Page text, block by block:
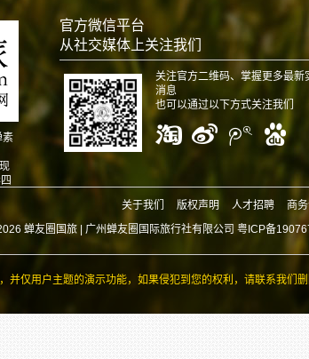
素
官方微信平台
从社交媒体上关注我们
关注官方二维码、掌握更多最新
消息
也可以通过以下方式关注我们
关于我们 版权声明 人才招聘
商
蝉友圈国旅 | 广州蝉友圈国际旅行社有限公司 粤ICP备
仅用户主题的演示功能，如果侵犯到您的权利，请联系我们